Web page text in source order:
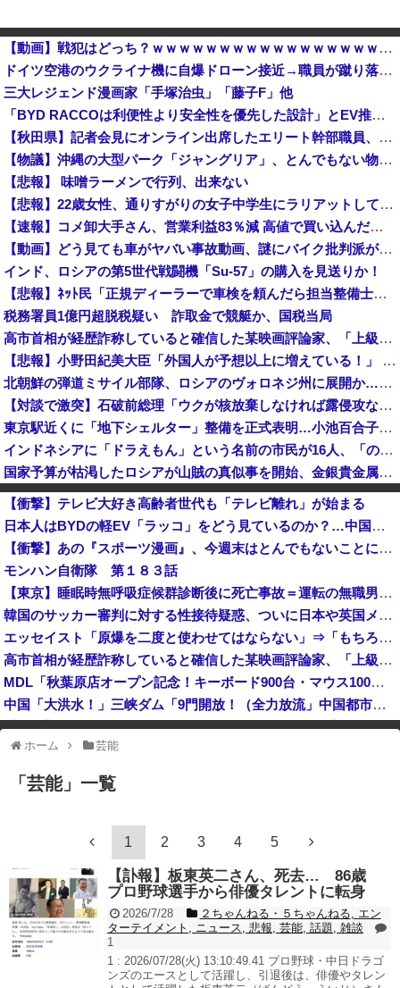
【動画】戦犯はどっち？ｗｗｗｗｗｗｗｗｗｗｗｗｗｗｗｗｗｗｗｗ
ドイツ空港のウクライナ機に自爆ドローン接近→職員が蹴り落とす→偶然起爆装置が壊れセーフ
三大レジェンド漫画家「手塚治虫」「藤子F」他
「BYD RACCOは利便性より安全性を優先した設計」とEV推進派がスカスカ構造を絶賛、これがRACCOの一番の特徴よな
【秋田県】記者会見にオンライン出席したエリート幹部職員、バスローブ姿でタバコを吸いながら説明 県が聞き取りへ
【物議】沖縄の大型パーク「ジャングリア」、とんでもない物を投入してしまう！！！！！
【悲報】 味噌ラーメンで行列、出来ない
【悲報】22歳女性、通りすがりの女子中学生にラリアットして逮捕されるｗｗｗｗｗｗｗｗｗｗｗｗｗ
【速報】コメ卸大手さん、営業利益83％減 高値で買い込んだ米が売れず「損切り祭り」開幕へ
【動画】どう見ても車がヤバい事故動画、謎にバイク批判派が湧いてきて終わる
インド、ロシアの第5世代戦闘機「Su-57」の購入を見送りか！
【悲報】ﾈｯﾄ民「正規ディーラーで車検を頼んだら担当整備士が「グエン」さんだったから次回から別の整備工場にする！」 ｗｗｗｗｗｗｗｗｗｗｗｗｗｗ...
税務署員1億円超脱税疑い 詐取金で競艇か、国税当局
高市首相が経歴詐称していると確信した某映画評論家、「上級公務員試験に合格とは書いてないんですが…」とツッコミを受けまくり……
【悲報】小野田紀美大臣「外国人が予想以上に増えている！」 ← 自民党が自ら受け入れ推進しておいて他人事発言と突っ込み殺到 ｗｗｗｗｗｗｗｗｗｗｗ...
北朝鮮の弾道ミサイル部隊、ロシアのヴォロネジ州に展開か…北朝鮮は本質的にウクライナと戦争状態に！
【対談で激突】石破前総理「ウクが核放棄しなければ露侵攻なかった」 湯崎前県知事「核抑止はフィクション」
東京駅近くに「地下シェルター」整備を正式表明…小池百合子知事「多くの方が滞在、施設整備の効果高い」
インドネシアに「ドラえもん」という名前の市民が16人、「のび太」は181人
国家予算が枯渇したロシアが山賊の真似事を開始、金銀貴金属じゃなくて自動車とかってところがリアリティありすぎる……
文科省が女性専用の研究者支援制度を導入、それに対して子育て負担に苦しむ若手男性研究者は……
【えｗ】韓国サッカー協会が外国人審判を性接待疑惑 → 韓国ネットに動揺広がる「信じられない」「要求した外国人審判もおかしい」「韓国以外の国にも要...
【衝撃】テレビ大好き高齢者世代も「テレビ離れ」が始まる
日本人はBYDの軽EV「ラッコ」をどう見ているのか？…中国メディア！
【衝撃】あの『スポーツ漫画』、今週末はとんでもないことになるｗｗｗｗ
モンハン自衛隊 第１８３話
【東京】睡眠時無呼吸症候群診断後に死亡事故＝運転の無職男（３４）、独断で治療中断―危険運転致死罪適用も
韓国のサッカー審判に対する性接待疑惑、ついに日本や英国メディアにも取り上げられ国際問題に発展w
エッセイスト「原爆を二度と使わせてはならない」⇒「もちろん中国の核も非難する？」⇒「中国の核は綺麗な核！」
高市首相が経歴詐称していると確信した某映画評論家、「上級公務員試験に合格とは書いてないんですが…」とツッコミを受けまくり……
MDL「秋葉原店オープン記念！キーボード900台・マウス100台無料でプレゼント！」→秋葉原が大変なことになってしまう
中国「大洪水！」三峡ダム「9門開放！（全力放流」中国都市「三峡沿線の道路水没」中国政府「高速道路封鎖！」中国ダム「緊急放流に合わせて開門（土砂崩れ発生」→
【速報】 韓国サッカー協会『すでに時効だ』、外国人審判らへ性的接待疑惑→ロンドン五輪は銅メダルはく奪の可能性「審判の国籍は日本、UAE、イラン」
一部のコンテンツが表示されなくなったり、サイト全体のレイアウトが崩れ
たりする場合があります。
ホーム 芸能
「 芸能」 一覧
1 2 3 4 5
【訃報】板東英二さん、死去… 86歳
プロ野球選手から俳優タレントに転身
2026/7/28 ２ちゃんねる・５ちゃんねる, エン
ターテイメント , ニュース, 悲報, 芸能, 話題, 雑談
1
1 : 2026/07/28(火) 13:10:49.41 プロ野球・中日ドラゴ
ンズのエースとして活躍し、引退後は、俳優やタレン